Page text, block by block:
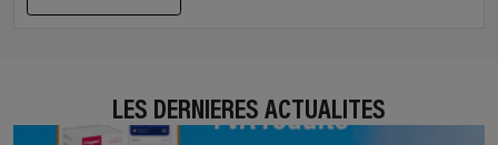
LES DERNIÈRES ACTUALITÉS